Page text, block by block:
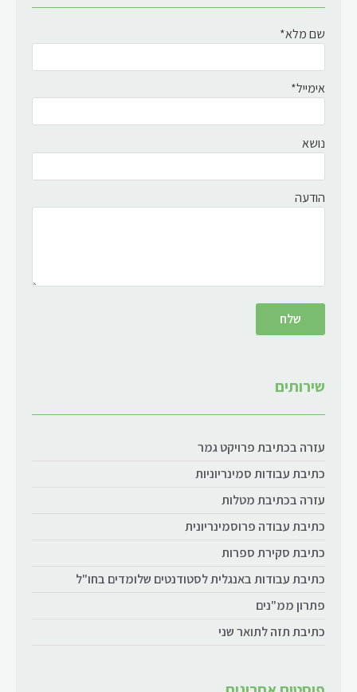
שם מלא*
אימייל*
נושא
הודעה
שירותים
עזרה בכתיבת פרויקט גמר
כתיבת עבודות סמינריוניות
עזרה בכתיבת מטלות
כתיבת עבודה פרוסמינריונית
כתיבת סקירת ספרות
כתיבת עבודות באנגלית לסטודנטים שלומדים בחו"ל
פתרון ממ"נים
כתיבת תזה לתואר שני